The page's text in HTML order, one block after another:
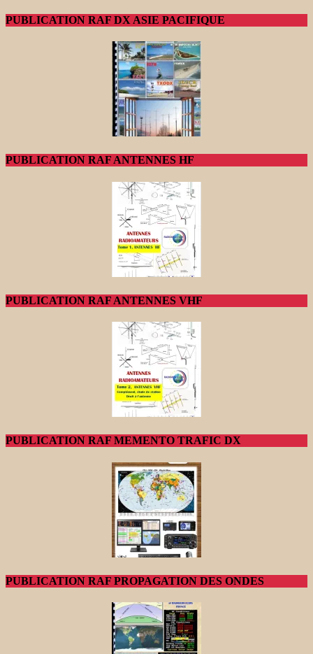
PUBLICATION RAF DX ASIE PACIFIQUE
PUBLICATION RAF ANTENNES HF
PUBLICATION RAF ANTENNES VHF
PUBLICATION RAF MEMENTO TRAFIC DX
PUBLICATION RAF PROPAGATION DES ONDES